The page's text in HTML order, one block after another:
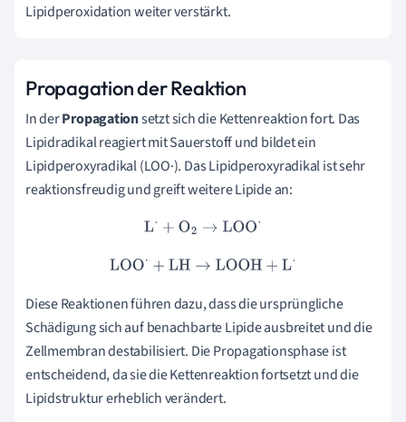
Lipidperoxidation weiter verstärkt.
Propagation der Reaktion
In derPropagationsetzt sich die Kettenreaktion fort. Das
Lipidradikal reagiert mit Sauerstoff und bildet ein
Lipidperoxyradikal (LOO·). Das Lipidperoxyradikal ist sehr
reaktionsfreudig und greift weitere Lipide an:
L⋅ +O2 →LOO⋅
LOO⋅+LH→LOOH+L⋅
Diese Reaktionen führen dazu, dass die ursprüngliche
Schädigung sich auf benachbarte Lipide ausbreitet und die
Zellmembran destabilisiert. Die Propagationsphase ist
entscheidend, da sie die Kettenreaktion fortsetzt und die
Lipidstruktur erheblich verändert.